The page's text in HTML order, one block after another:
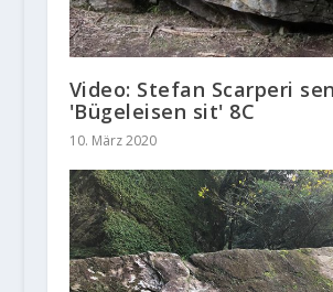
Video: Stefan Scarperi
'Bügeleisen sit' 8C
10. März 2020